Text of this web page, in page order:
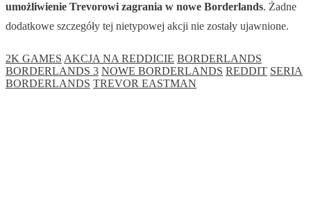
umożliwienie Trevorowi zagrania w nowe Borderlands. Żadne
dodatkowe szczegóły tej nietypowej akcji nie zostały ujawnione.
2K GAMES AKCJA NA REDDICIE BORDERLANDS
BORDERLANDS 3 NOWE BORDERLANDS REDDIT SERIA
BORDERLANDS TREVOR EASTMAN